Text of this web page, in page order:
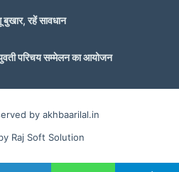
रहें सावधान
परिचय सम्मेलन का आयोजन
by akhbaarilal.in
Raj Soft Solution